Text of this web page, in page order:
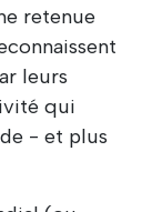
retenue
leurs
qui
- et plus